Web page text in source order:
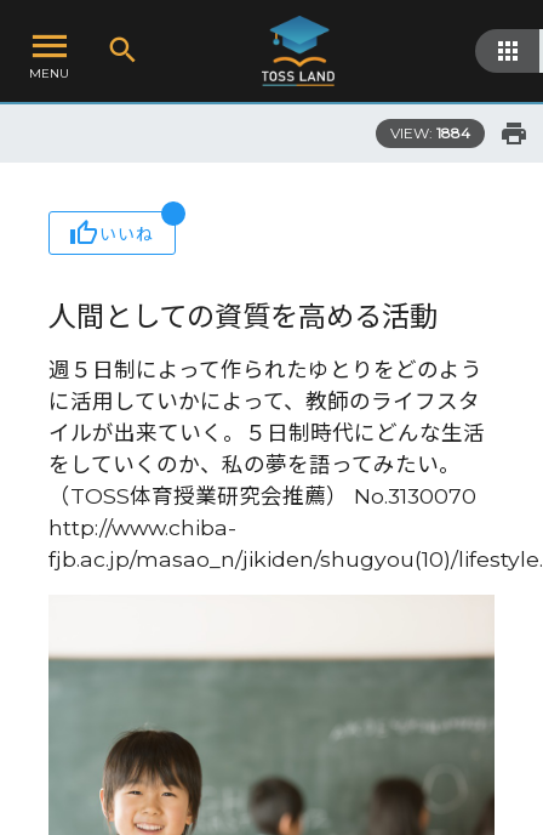
MENU
VIEW: 1884
いいね
人間としての資質を高める活動
週５日制によって作られたゆとりをどのよう
に活用していかによって、教師のライフスタ
イルが出来ていく。５日制時代にどんな生活
をしていくのか、私の夢を語ってみたい。
（TOSS体育授業研究会推薦） No.3130070
http://www.chiba-
fjb.ac.jp/masao_n/jikiden/shugyou(10)/